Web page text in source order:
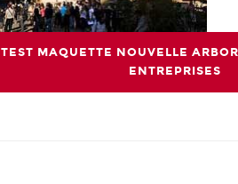
TEST MAQUETTE NOUVELLE
ENTREPRISES